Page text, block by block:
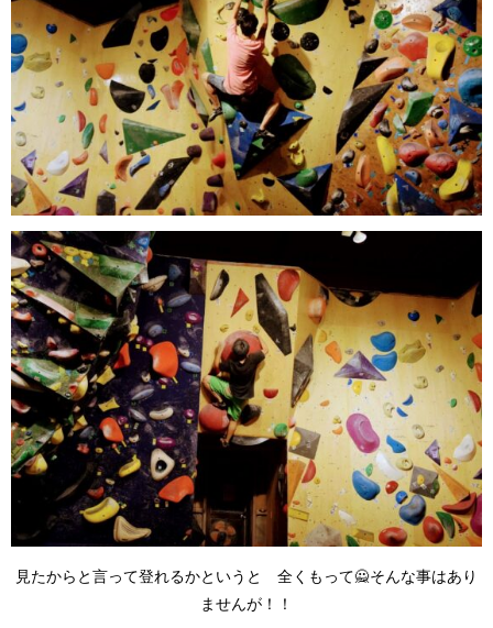
見たからと言って登れるかというと 全くもって🙅そんな事はあり
ませんが！！